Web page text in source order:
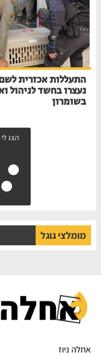
התעללות אכזרית לשם
נעצרו בחשד לניהול
בשומרון
הצג לי
מומלצי גוגל
ניוז